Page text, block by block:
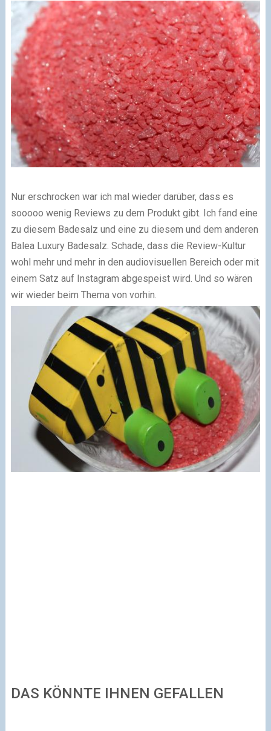
Nur erschrocken war ich mal wieder darüber, dass es
sooooo wenig Reviews zu dem Produkt gibt. Ich fand eine
zu diesem Badesalz und eine zu diesem und dem anderen
Balea Luxury Badesalz. Schade, dass die Review-Kultur
wohl mehr und mehr in den audiovisuellen Bereich oder mit
einem Satz auf Instagram abgespeist wird. Und so wären
wir wieder beim Thema von vorhin.
DAS KÖNNTE IHNEN GEFALLEN